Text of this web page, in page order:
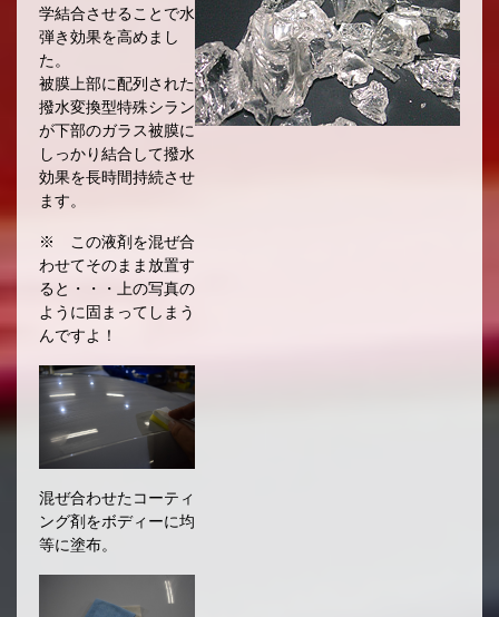
学結合させることで水
弾き効果を高めまし
た。
被膜上部に配列された
撥水変換型特殊シラン
が下部のガラス被膜に
しっかり結合して撥水
効果を長時間持続させ
ます。
※ この液剤を混ぜ合
わせてそのまま放置す
ると・・・上の写真の
ように固まってしまう
んですよ！
混ぜ合わせたコーティ
ング剤をボディーに均
等に塗布。